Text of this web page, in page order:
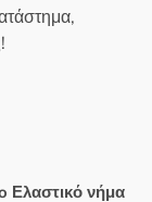
Ελαστικό νήμα